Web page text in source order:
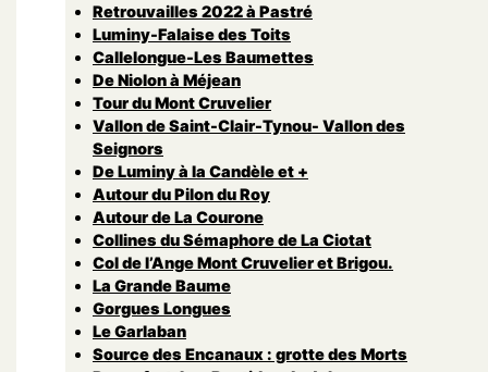
Retrouvailles 2022 à Pastré
Luminy-Falaise des Toits
Callelongue-Les Baumettes
De Niolon à Méjean
Tour du Mont Cruvelier
Vallon de Saint-Clair-Tynou- Vallon des
Seignors
De Luminy à la Candèle et +
Autour du Pilon du Roy
Autour de La Courone
Collines du Sémaphore de La Ciotat
Col de l’Ange Mont Cruvelier et Brigou.
La Grande Baume
Gorgues Longues
Le Garlaban
Source des Encanaux : grotte des Morts